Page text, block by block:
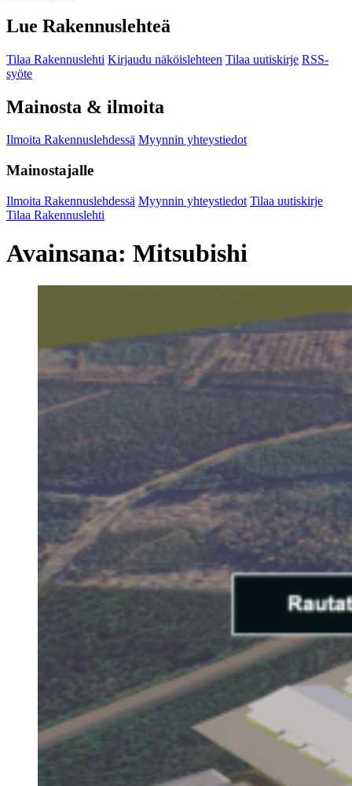
Lue Rakennuslehteä
Tilaa Rakennuslehti Kirjaudu näköislehteen Tilaa uutiskirje RSS-
syöte
Mainosta & ilmoita
Ilmoita Rakennuslehdessä Myynnin yhteystiedot
Mainostajalle
Ilmoita Rakennuslehdessä Myynnin yhteystiedot Tilaa uutiskirje
Tilaa Rakennuslehti
Avainsana: Mitsubishi